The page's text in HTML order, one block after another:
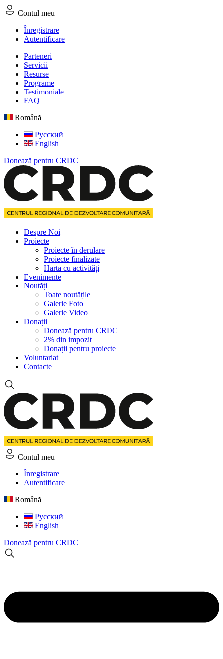
Contul meu
Înregistrare
Autentificare
Parteneri
Servicii
Resurse
Programe
Testimoniale
FAQ
Română
Русский
English
Donează pentru CRDC
Despre Noi
Proiecte
Proiecte în derulare
Proiecte finalizate
Harta cu activități
Evenimente
Noutăți
Toate noutățile
Galerie Foto
Galerie Video
Donații
Donează pentru CRDC
2% din impozit
Donații pentru proiecte
Voluntariat
Contacte
Contul meu
Înregistrare
Autentificare
Română
Русский
English
Donează pentru CRDC